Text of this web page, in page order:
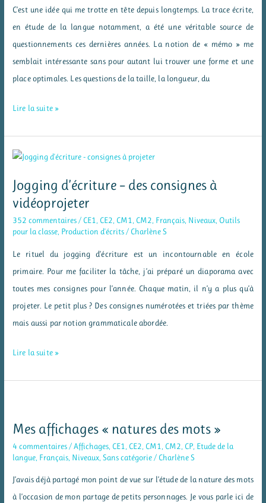
C’est une idée qui me trotte en tête depuis longtemps. La trace écrite,
en étude de la langue notamment, a été une véritable source de
questionnements ces dernières années. La notion de « mémo » me
semblait intéressante sans pour autant lui trouver une forme et une
place optimales. Les questions de la taille, la longueur, du
Un
clés
français
(EDL)
Lire la suite »
Jogging d’écriture – des consignes à
vidéoprojeter
352 commentaires / CE1 CE2 CM1 CM2 Français Niveaux Outils
pour la classe Production d'écrits / Charlène S
Le rituel du jogging d’écriture est un incontournable en école
primaire. Pour me faciliter la tâche, j’ai préparé un diaporama avec
toutes mes consignes pour l’année. Chaque matin, il n’y a plus qu’à
projeter. Le petit plus ? Des consignes numérotées et triées par thème
mais aussi par notion grammaticale abordée.
Jogging
vidéoprojeter
Lire la suite »
Mes affichages « natures des mots »
4 commentaires /Affichages CE1 CE2 CM1 CM2 CP Etude de la
langue Français Niveaux ,Sans catégorie / Charlène S
J’avais déjà partagé mon point de vue sur l’étude de la nature des mots
à l’occasion de mon partage de petits personnages. Je vous parle ici de